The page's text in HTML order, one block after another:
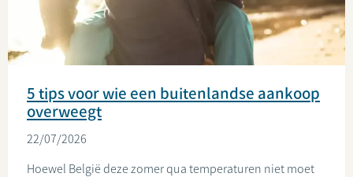
5 tips voor wie een buitenlandse aankoop
overweegt
22/07/2026
Hoewel België deze zomer qua temperaturen niet moet